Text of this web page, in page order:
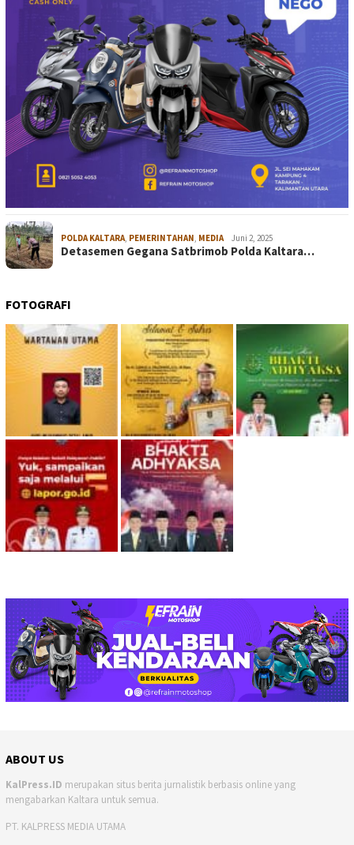
POLDA KALTARA, PEMERINTAHAN, MEDIA Juni 2, 2025
Detasemen Gegana Satbrimob Polda Kaltara…
FOTOGRAFI
ABOUT US
KalPress.ID merupakan situs berita jurnalistik berbasis online yang
mengabarkan Kaltara untuk semua.
PT. KALPRESS MEDIA UTAMA